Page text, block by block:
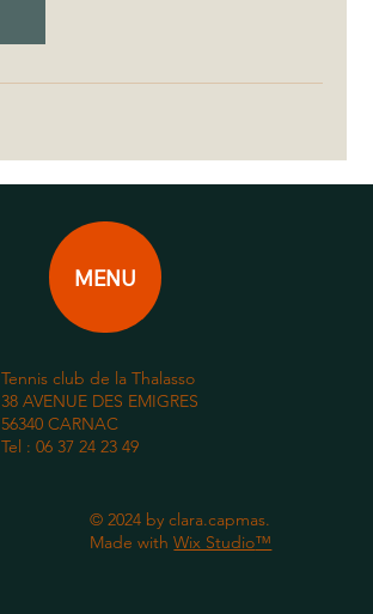
Tennis club de la Thalasso
38 AVENUE DES EMIGRES
56340 CARNAC
Tel : 06 37 24 23 49
MENU
© 2024 by clara.capmas.
Made withWix Studio™